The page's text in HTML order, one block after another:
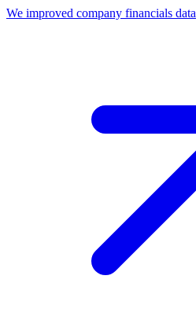
We improved company financials data